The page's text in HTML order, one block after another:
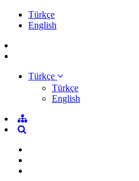
Türkçe
English
Türkçe
Türkçe
English